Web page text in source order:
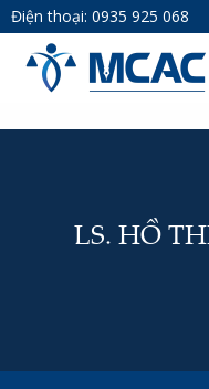
Điện thoại: 0935 925 068
LS. HỒ